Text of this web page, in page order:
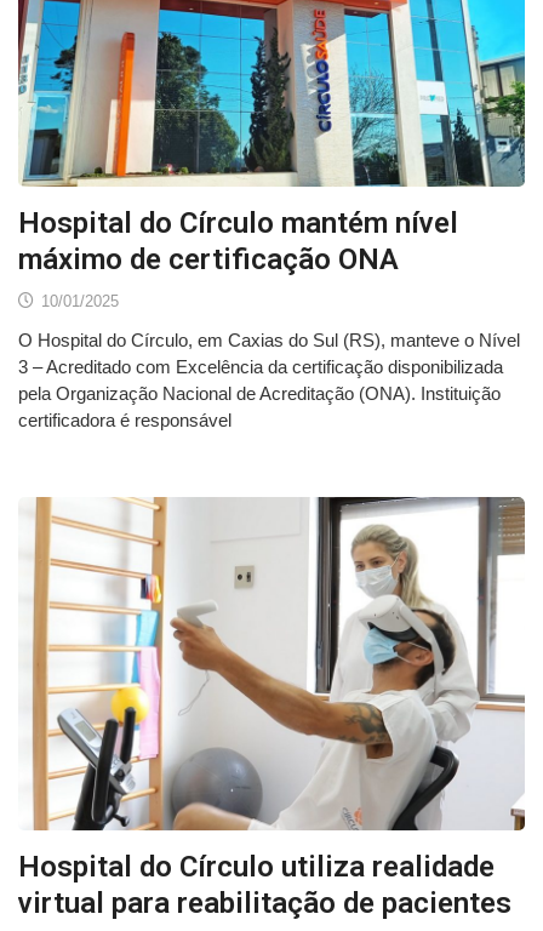
Hospital do Círculo mantém nível
máximo de certificação ONA
10/01/2025
O Hospital do Círculo, em Caxias do Sul (RS), manteve o Nível
3 – Acreditado com Excelência da certificação disponibilizada
pela Organização Nacional de Acreditação (ONA). Instituição
certificadora é responsável
Hospital do Círculo utiliza realidade
virtual para reabilitação de pacientes